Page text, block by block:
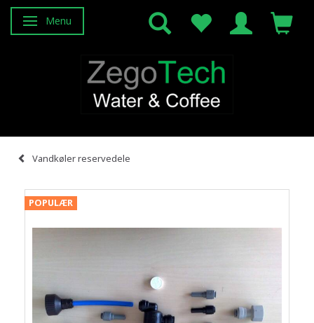
Skifte navigation
Menu
Vandkøler reservedele
POPULÆR